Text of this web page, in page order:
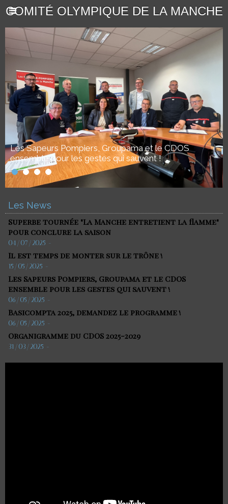
COMITÉ OLYMPIQUE DE LA MANCHE
Les Sapeurs Pompiers, Groupama et le CDOS
ensemble pour les gestes qui sauvent !
Les News
Superbe tournée "La Manche entretient la flamme"
pour conclure la saison
04/07/2025 -
Il est temps de monter sur le trône !
15/05/2025 -
Les Sapeurs Pompiers, Groupama et le CDOS
ensemble pour les gestes qui sauvent !
06/05/2025 -
Basicompta 2025, demandez le programme !
06/05/2025 -
Organigramme du CDOS 2025-2029
31/03/2025 -